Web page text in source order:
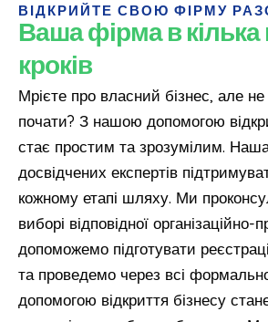
ВІДКРИЙТЕ СВОЮ ФІРМУ
Ваша фірма в кілька
кроків
Мрієте про власний бізнес, але не
почати? З нашою допомогою
стає простим та зрозумілим.
досвідчених експертів
кожному етапі шляху. Ми
виборі відповідної
допоможемо підготувати
та проведемо через всі
допомогою відкриття бізнесу